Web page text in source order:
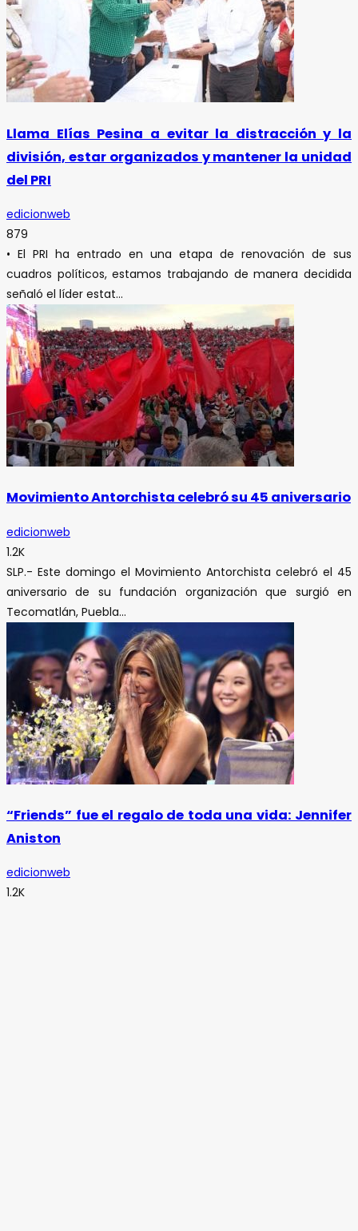
Llama Elías Pesina a evitar la distracción y la
división, estar organizados y mantener la unidad
del PRI
edicionweb
879
• El PRI ha entrado en una etapa de renovación de sus
cuadros políticos, estamos trabajando de manera decidida
señaló el líder estat...
Movimiento Antorchista celebró su 45 aniversario
edicionweb
1.2K
SLP.- Este domingo el Movimiento Antorchista celebró el 45
aniversario de su fundación organización que surgió en
Tecomatlán, Puebla...
“Friends” fue el regalo de toda una vida: Jennifer
Aniston
edicionweb
1.2K